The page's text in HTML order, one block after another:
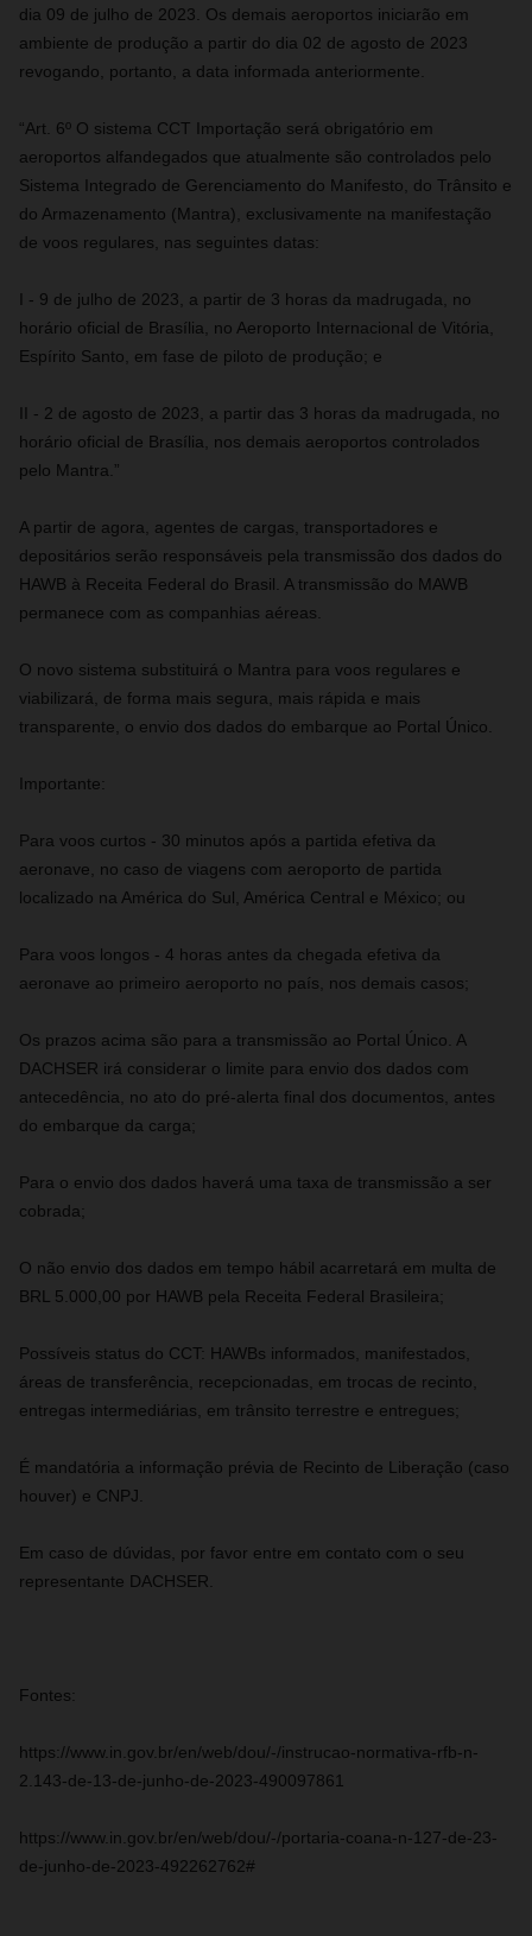
dia 09 de julho de 2023. Os demais aeroportos iniciarão em
ambiente de produção a partir do dia 02 de agosto de 2023
revogando, portanto, a data informada anteriormente.
“Art. 6º O sistema CCT Importação será obrigatório em
aeroportos alfandegados que atualmente são controlados pelo
Sistema Integrado de Gerenciamento do Manifesto, do Trânsito e
do Armazenamento (Mantra), exclusivamente na manifestação
de voos regulares, nas seguintes datas:
I - 9 de julho de 2023, a partir de 3 horas da madrugada, no
horário oficial de Brasília, no Aeroporto Internacional de Vitória,
Espírito Santo, em fase de piloto de produção; e
II - 2 de agosto de 2023, a partir das 3 horas da madrugada, no
horário oficial de Brasília, nos demais aeroportos controlados
pelo Mantra.”
A partir de agora, agentes de cargas, transportadores e
depositários serão responsáveis pela transmissão dos dados do
HAWB à Receita Federal do Brasil. A transmissão do MAWB
permanece com as companhias aéreas.
O novo sistema substituirá o Mantra para voos regulares e
viabilizará, de forma mais segura, mais rápida e mais
transparente, o envio dos dados do embarque ao Portal Único.
Importante:
Para voos curtos - 30 minutos após a partida efetiva da
aeronave, no caso de viagens com aeroporto de partida
localizado na América do Sul, América Central e México; ou
Para voos longos - 4 horas antes da chegada efetiva da
aeronave ao primeiro aeroporto no país, nos demais casos;
Os prazos acima são para a transmissão ao Portal Único. A
DACHSER irá considerar o limite para envio dos dados com
antecedência, no ato do pré-alerta final dos documentos, antes
do embarque da carga;
Para o envio dos dados haverá uma taxa de transmissão a ser
cobrada;
O não envio dos dados em tempo hábil acarretará em multa de
BRL 5.000,00 por HAWB pela Receita Federal Brasileira;
Possíveis status do CCT: HAWBs informados, manifestados,
áreas de transferência, recepcionadas, em trocas de recinto,
entregas intermediárias, em trânsito terrestre e entregues;
É mandatória a informação prévia de Recinto de Liberação (caso
houver) e CNPJ.
Em caso de dúvidas, por favor entre em contato com o seu
representante DACHSER.
Fontes:
https://www.in.gov.br/en/web/dou/-/instrucao-normativa-rfb-n-
2.143-de-13-de-junho-de-2023-490097861
https://www.in.gov.br/en/web/dou/-/portaria-coana-n-127-de-23-
de-junho-de-2023-492262762#